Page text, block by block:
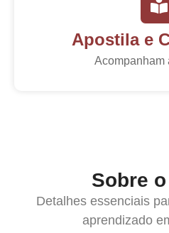
Apostila e
Acompanham
Sobre
Detalhes essenciais
aprendizado